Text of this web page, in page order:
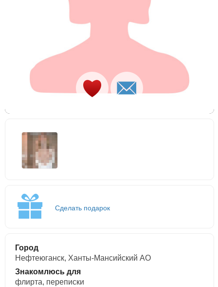
Сделать подарок
Город
Нефтеюганск, Ханты-Мансийский АО
Знакомлюсь для
флирта, переписки